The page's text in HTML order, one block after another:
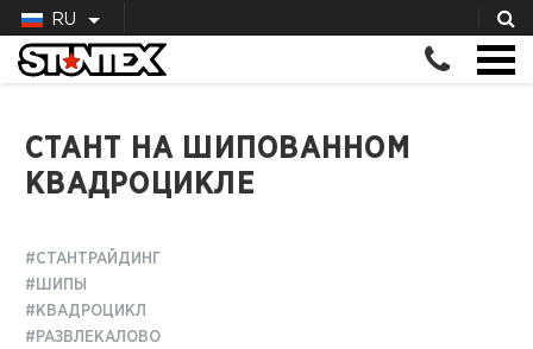
RU
СТАНТ НА ШИПОВАННОМ
КВАДРОЦИКЛЕ
#СТАНТРАЙДИНГ
#ШИПЫ
#КВАДРОЦИКЛ
#РАЗВЛЕКАЛОВО